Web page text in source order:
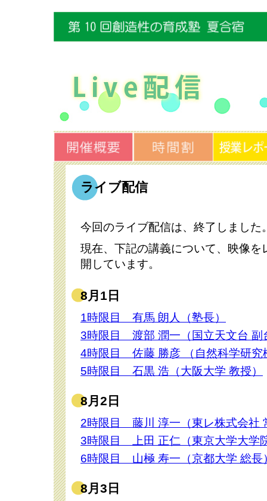
ライブ配信
今回のライブ配信は、終了しました
現在、下記の講義について、映像を
開しています。
8月1日
1時限目 有馬 朗人（塾長）
3時限目 渡部 潤一（国立天文台 副
4時限目 佐藤 勝彦 （自然科学研究
5時限目 石黒 浩（大阪大学 教授）
8月2日
2時限目 藤川 淳一（東レ株式会社
3時限目 上田 正仁（東京大学大学
6時限目 山極 寿一（京都大学 総長
8月3日